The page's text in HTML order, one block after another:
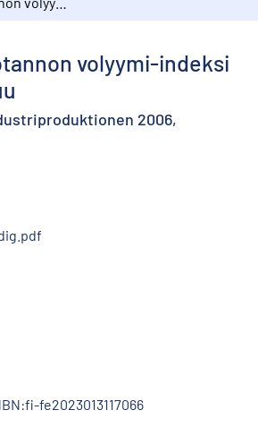
volyymi-indeksi
2006,
fe2023013117066